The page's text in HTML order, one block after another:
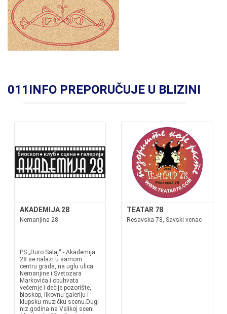
011INFO PREPORUČUJE U BLIZINI
AKADEMIJA 28
Nemanjina 28
PS „Đuro Salaj“ - Akademija
28 se nalazi u samom
centru grada, na uglu ulica
Nemanjine i Svetozara
Markovića i obuhvata
večernje i dečije pozorište,
bioskop, likovnu galeriju i
klupsku muzičku scenu.Dugi
niz godina na Velikoj sceni
TEATAR 78
Resavska 78, Savski venac